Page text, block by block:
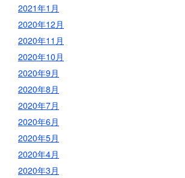
2021年1月
2020年12月
2020年11月
2020年10月
2020年9月
2020年8月
2020年7月
2020年6月
2020年5月
2020年4月
2020年3月